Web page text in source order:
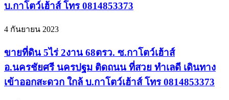
บ.กาโตว์เฮ้าส์ โทร 0814853373
4 กันยายน 2023
ขายที่ดิน 5ไร่ 2งาน 68ตรว. ซ.กาโตว์เฮ้าส์
อ.นครชัยศรี นครปฐม ติดถนน ที่สวย ทำเลดี เดินทาง
เข้าออกสะดวก ใกล้ บ.กาโตว์เฮ้าส์ โทร 0814853373